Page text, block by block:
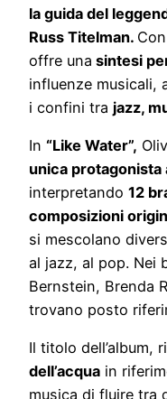
la guida del
Russ Titelman.
offre una sintesi
influenze musicali,
i confini tra jazz,
In “Like Water”,
unica protagonista
interpretando 12
composizioni
si mescolano
al jazz, al pop. Nei
Bernstein, Brenda
trovano posto
Il titolo dell’album,
dell’acqua in
musica di fluire tra